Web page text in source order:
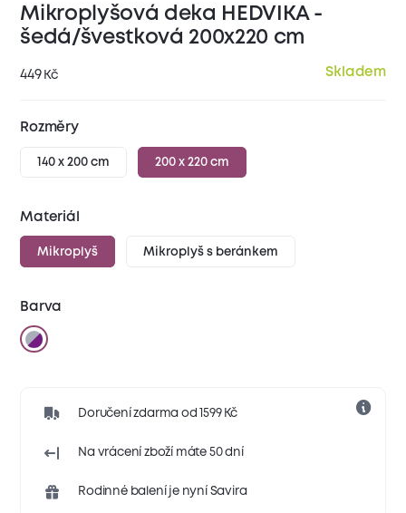
Mikroplyšová deka HEDVIKA -
šedá/švestková 200x220 cm
449 Kč Skladem
Rozměry
140 x 200 cm 200 x 220 cm
Materiál
Mikroplyš Mikroplyš s beránkem
Barva
Doručení zdarma od 1599 Kč
Na vrácení zboží máte 50 dní
Rodinné balení je nyní Savira